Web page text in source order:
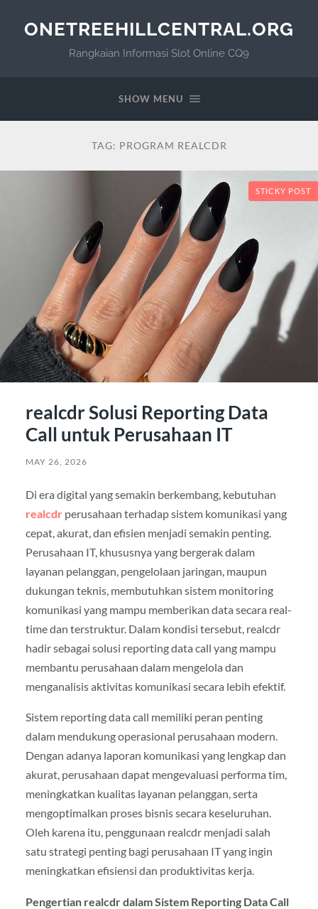
ONETREEHILLCENTRAL.ORG
Rangkaian Informasi Slot Online CQ9
SHOW MENU
TAG: PROGRAM REALCDR
STICKY POST
realcdr Solusi Reporting Data
Call untuk Perusahaan IT
MAY 26, 2026
Di era digital yang semakin berkembang, kebutuhan
realcdrperusahaan terhadap sistem komunikasi yang
cepat, akurat, dan efisien menjadi semakin penting.
Perusahaan IT, khususnya yang bergerak dalam
layanan pelanggan, pengelolaan jaringan, maupun
dukungan teknis, membutuhkan sistem monitoring
komunikasi yang mampu memberikan data secara real-
time dan terstruktur. Dalam kondisi tersebut, realcdr
hadir sebagai solusi reporting data call yang mampu
membantu perusahaan dalam mengelola dan
menganalisis aktivitas komunikasi secara lebih efektif.
Sistem reporting data call memiliki peran penting
dalam mendukung operasional perusahaan modern.
Dengan adanya laporan komunikasi yang lengkap dan
akurat, perusahaan dapat mengevaluasi performa tim,
meningkatkan kualitas layanan pelanggan, serta
mengoptimalkan proses bisnis secara keseluruhan.
Oleh karena itu, penggunaan realcdr menjadi salah
satu strategi penting bagi perusahaan IT yang ingin
meningkatkan efisiensi dan produktivitas kerja.
Pengertian realcdr dalam Sistem Reporting Data Call